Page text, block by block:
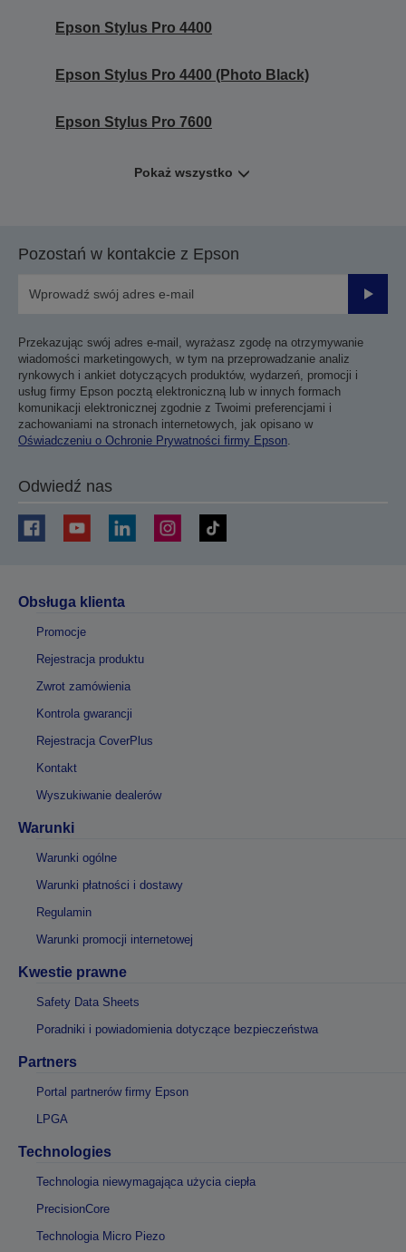
Epson Stylus Pro 4400
Epson Stylus Pro 4400 (Photo Black)
Epson Stylus Pro 7600
Pokaż wszystko
Pozostań w kontakcie z Epson
Przekazując swój adres e-mail, wyrażasz zgodę na otrzymywanie
wiadomości marketingowych, w tym na przeprowadzanie analiz
rynkowych i ankiet dotyczących produktów, wydarzeń, promocji i
usług firmy Epson pocztą elektroniczną lub w innych formach
komunikacji elektronicznej zgodnie z Twoimi preferencjami i
zachowaniami na stronach internetowych, jak opisano w
Oświadczeniu o Ochronie Prywatności firmy Epson
Odwiedź nas
Obsługa klienta
Promocje
Rejestracja produktu
Zwrot zamówienia
Kontrola gwarancji
Rejestracja CoverPlus
Kontakt
Wyszukiwanie dealerów
Warunki
Warunki ogólne
Warunki płatności i dostawy
Regulamin
Warunki promocji internetowej
Kwestie prawne
Safety Data Sheets
Poradniki i powiadomienia dotyczące bezpieczeństwa
Partners
Portal partnerów firmy Epson
LPGA
Technologies
Technologia niewymagająca użycia ciepła
PrecisionCore
Technologia Micro Piezo